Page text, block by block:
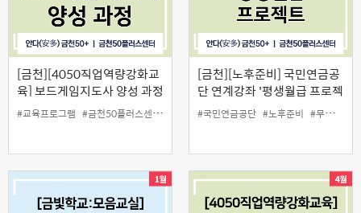
[금천][4050직업역량강화교
육] 보드게임지도사 양성 과정
#교육프로그램 #금천50플러스센터 #보드게임지도사 #일활동
[금천][노후준비] 국민연금공
단 연계강좌 '평생월급 프로젝
트'
#국민연금공단 #노후준비 #무료